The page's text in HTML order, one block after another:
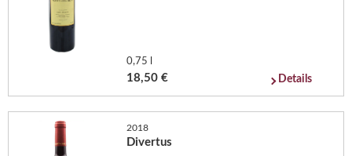
0,75 l
18,50 € Details
2018
Divertus